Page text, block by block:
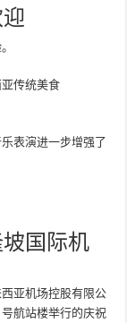
传统美食
表演进一步增强了
国际机
亚机场控股有限公
航站楼举行的庆祝